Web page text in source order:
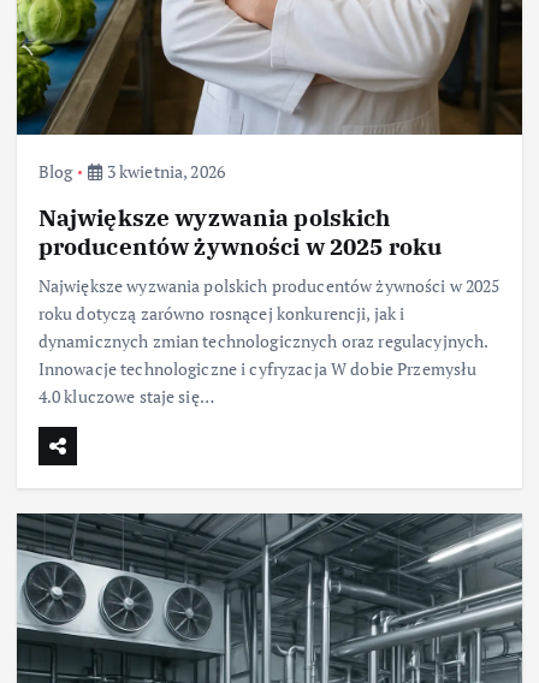
Blog 3 kwietnia, 2026
Największe wyzwania polskich
producentów żywności w 2025 roku
Największe wyzwania polskich producentów żywności w 2025
roku dotyczą zarówno rosnącej konkurencji, jak i
dynamicznych zmian technologicznych oraz regulacyjnych.
Innowacje technologiczne i cyfryzacja W dobie Przemysłu
4.0 kluczowe staje się…